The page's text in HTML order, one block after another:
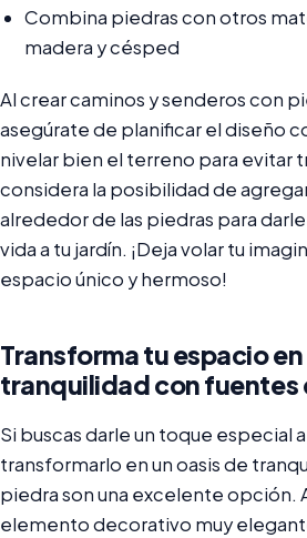
Combina piedras con otros
madera y césped
Al crear caminos y senderos con
asegúrate de planificar el diseño
nivelar bien el terreno para evitar
considera la posibilidad de
alrededor de las piedras para
vida a tu jardín. ¡Deja volar tu
espacio único y hermoso!
Transforma tu espacio
tranquilidad con fuentes
Si buscas darle un toque especial
transformarlo en un oasis de
piedra son una excelente opción.
elemento decorativo muy